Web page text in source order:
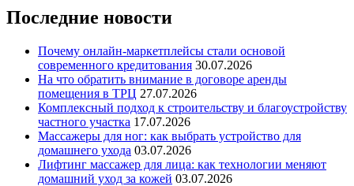
Последние новости
Почему онлайн-маркетплейсы стали основой
современного кредитования 30.07.2026
На что обратить внимание в договоре аренды
помещения в ТРЦ 27.07.2026
Комплексный подход к строительству и благоустройству
частного участка 17.07.2026
Массажеры для ног: как выбрать устройство для
домашнего ухода 03.07.2026
Лифтинг массажер для лица: как технологии меняют
домашний уход за кожей 03.07.2026